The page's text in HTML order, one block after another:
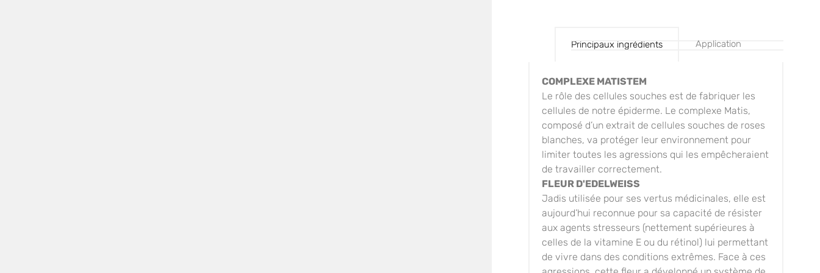
Principaux ingrédients Application
COMPLEXE MATISTEM
Le rôle des cellules souches est de fabriquer les
cellules de notre épiderme. Le complexe Matis,
composé d’un extrait de cellules souches de roses
blanches, va protéger leur environnement pour
limiter toutes les agressions qui les empêcheraient
de travailler correctement.
FLEUR D'EDELWEISS
Jadis utilisée pour ses vertus médicinales, elle est
aujourd’hui reconnue pour sa capacité de résister
aux agents stresseurs (nettement supérieures à
celles de la vitamine E ou du rétinol) lui permettant
de vivre dans des conditions extrêmes. Face à ces